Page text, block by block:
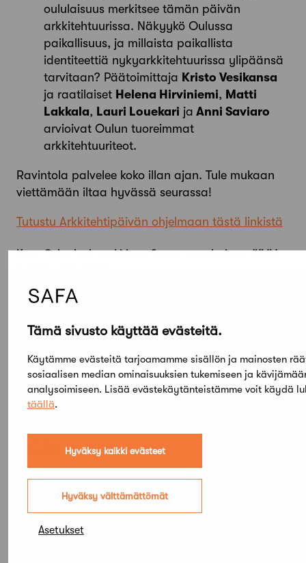
Tämä sivusto käyttää evästeitä.
Käytämme evästeitä tarjoamamme sisällön ja mainosten
sosiaalisen median ominaisuuksien tukemiseen ja
analysoimiseen. Lisää evästekäytänteistämme voit käydä
täällä.
Hyväksy kaikki evästeet
Hyväksy välttämättömät
Asetukset
oululaisuus merkitsee tämän päivän
arkkitehtuurissa. Näkyykö Oulussa
paikallisuus, ja millaista paikallista
identiteettiä nykyarkkitehtuurissa ylipäänsä
tarvitaan? Päätoimittaja Kristo Vesikansa
ja raatilaiset Helena Hirviniemi, Matti
Lakkala, Lauri Louekari ja Anni Saviaro
arvioivat Oulun tuoreimmat
arkkitehtuuriteot.
Ravintola palvelee koko illan ajan. Tule mukaan
viettämään iltaa hyvässä seurassa!
Tutustu Arkkitehtipäivän ohjelmaan tästä linkistä
Kuva: Oulun keskustakirjasto Saaren peruskorjaus, JKMM,
SU
03